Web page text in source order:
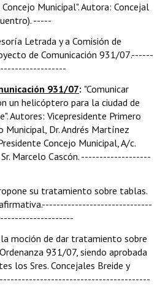
Municipal". Autora: Concejal
-----
Letrada y a Comisión de
de Comunicación 931/07.------
931/07: "Comunicar
un helicóptero para la ciudad de
Autores: Vicepresidente Primero
Municipal, Dr. Andrés Martínez
Concejo Municipal, A/c.
Marcelo Cascón. -------------------
su tratamiento sobre tablas.
afirmativa.------------------------------
moción de dar tratamiento sobre
931/07, siendo aprobada
los Sres. Concejales Breide y